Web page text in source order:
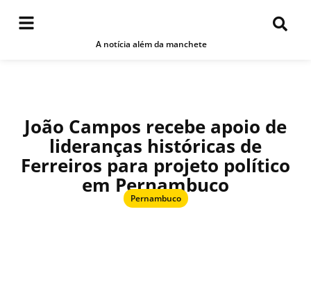
A notícia além da manchete
João Campos recebe apoio de
lideranças históricas de
Ferreiros para projeto político
em Pernambuco
Pernambuco